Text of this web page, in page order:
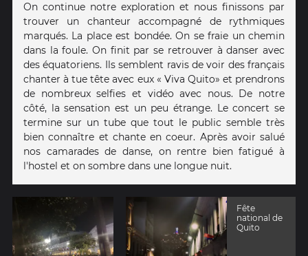
On continue notre exploration et nous finissons par
trouver un chanteur accompagné de rythmiques
marqués. La place est bondée. On se fraie un chemin
dans la foule. On finit par se retrouver à danser avec
des équatoriens. Ils semblent ravis de voir des français
chanter à tue tête avec eux « Viva Quito» et prendrons
de nombreux selfies et vidéo avec nous. De notre
côté, la sensation est un peu étrange. Le concert se
termine sur un tube que tout le public semble très
bien connaître et chante en coeur. Après avoir salué
nos camarades de danse, on rentre bien fatigué à
l'hostel et on sombre dans une longue nuit.
Fête
national de
Quito